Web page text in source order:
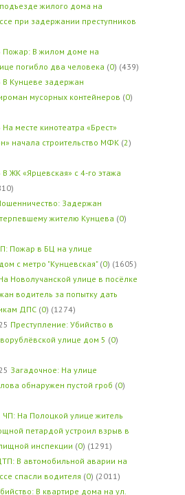
жилого дома на
при задержании преступников
Пожар: В жилом доме на
погибло два человека (0) (439)
В Кунцеве задержан
мусорных контейнеров (0)
На месте кинотеатра «Брест»
начала строительство МФК (2)
В ЖК «Ярцевская» с 4-го этажа
Задержан
жителю Кунцева (0)
Пожар в БЦ на улице
с метро "Кунцевская" (0) (1605)
Новолучанской улице в посёлке
водитель за попытку дать
ДПС (0) (1274)
Преступление: Убийство в
улице дом 5 (0)
Загадочное: На улице
обнаружен пустой гроб (0)
ЧП: На Полоцкой улице житель
петардой устроил взрыв в
инспекции (0) (1291)
В автомобильной аварии на
спасли водителя (0) (2011)
В квартире дома на ул.